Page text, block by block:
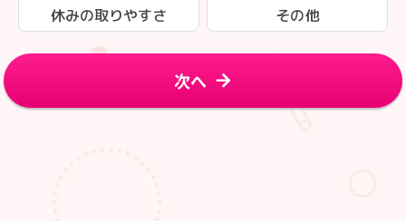
休みの取りやすさ その他
次へ